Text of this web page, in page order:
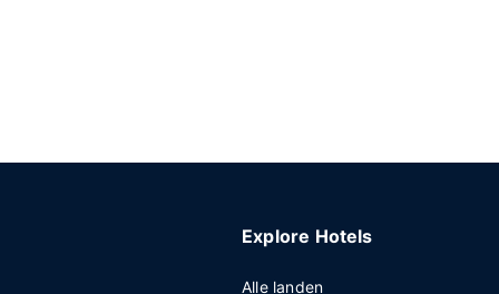
Explore Hotels
Alle landen